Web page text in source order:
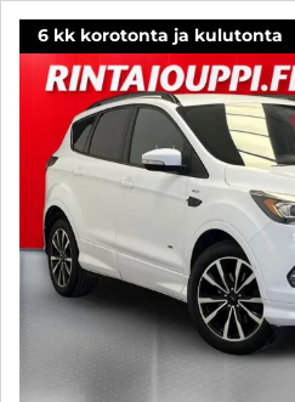
6 kk korotonta ja kulutonta